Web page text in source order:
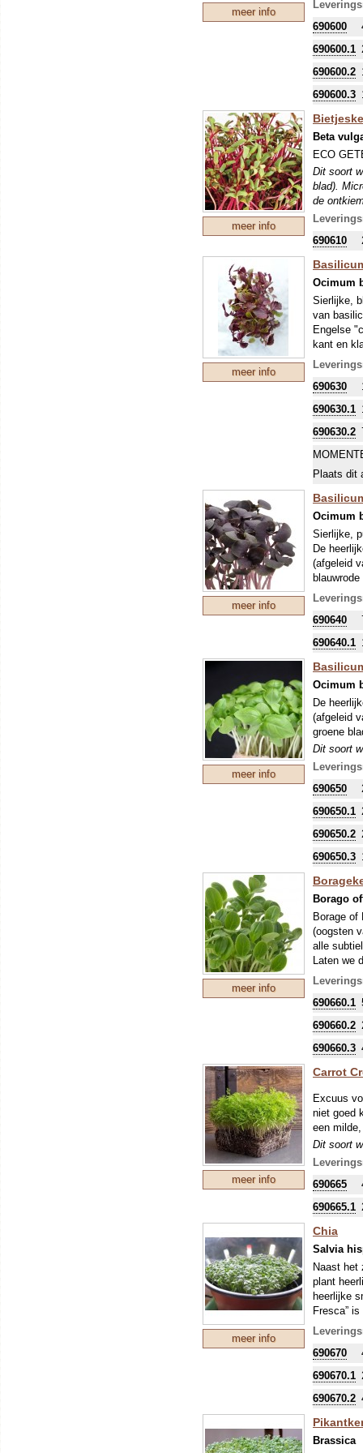
meer info
690600
690600.1
690600.2
690600.3
meer info
Beta
ECO
Dit soort
blad).
de
690610
meer info
Ocimum
Sierlijke,
van
Engelse
kant en
Dit soort
de
690630
690630.1
690630.2
Plaats dit
meer info
Ocimum
Sierlijke,
De
(afgeleid
Dit soort
de
690640
690640.1
meer info
Ocimum
De
(afgeleid
groene
Dit soort
blad).
690650
690650.1
690650.2
690650.3
meer info
Borago
Borage
(oogsten
alle
Laten we
Dit soort
blad).
de
690660.1
690660.2
690660.3
meer info
Carrot
Excuus
niet goed
een
Dit soort
blad).
690665
690665.1
meer info
Chia
Salvia
Naast het
plant
heerlijke
Fresca”
hoog,
Uit
mens als
vroeger
Azteken
te
690670
690670.1
690670.2
Brassica